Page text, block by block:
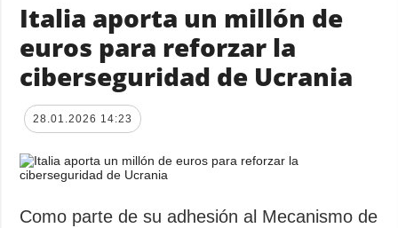
Italia aporta un millón de
euros para reforzar la
ciberseguridad de Ucrania
28.01.2026 14:23
Como parte de su adhesión al Mecanismo de